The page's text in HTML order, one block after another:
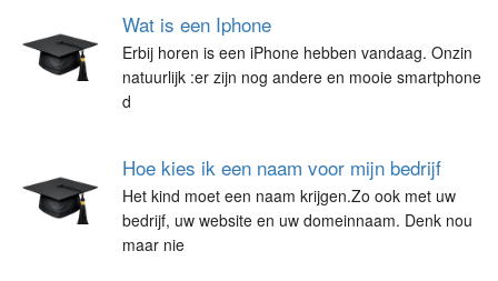
Wat is een Iphone
Erbij horen is een iPhone hebben vandaag. Onzin
natuurlijk :er zijn nog andere en mooie smartphone
d
Hoe kies ik een naam voor mijn bedrijf
Het kind moet een naam krijgen.Zo ook met uw
bedrijf, uw website en uw domeinnaam. Denk nou
maar nie